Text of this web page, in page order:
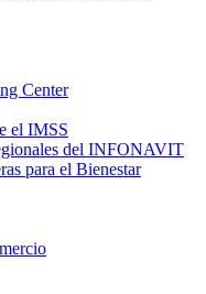
Center
el IMSS
del INFONAVIT
para el Bienestar